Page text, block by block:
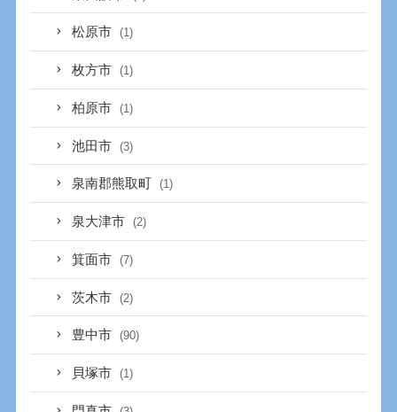
松原市 (1)
枚方市 (1)
柏原市 (1)
池田市 (3)
泉南郡熊取町 (1)
泉大津市 (2)
箕面市 (7)
茨木市 (2)
豊中市 (90)
貝塚市 (1)